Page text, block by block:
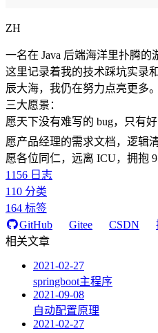
ZH
一名在 Java 后端海洋里扑腾的
这里记录着我的技术踩坑实录
辰大海，我仍在努力点亮更多。
三大愿景：
愿天下没有难写的 bug，只有
愿产品经理的需求文档，逻辑
愿各位同仁，远离 ICU，拥抱
1156 日志
110 分类
164 标签
GitHub
Gitee CSDN
相关文章
2021-02-27
springboot主程序
2021-09-08
自动配置原理
2021-02-27